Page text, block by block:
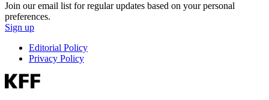
Join our email list for regular updates based on your personal
preferences.
Sign up
Editorial Policy
Privacy Policy